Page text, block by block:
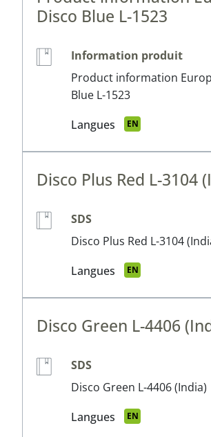
Disco Blue L-1523
Information produit
Product information
Blue L-1523
Langues
EN
Disco Plus Red L-3104
SDS
Disco Plus Red L-3104
Langues
EN
Disco Green L-4406
SDS
Disco Green L-4406 (India)
Langues
EN